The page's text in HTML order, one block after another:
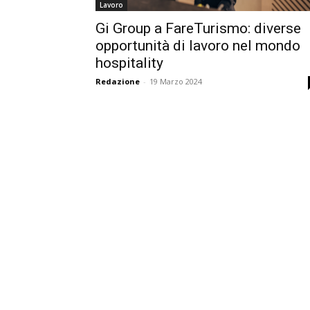
Lavoro
Gi Group a FareTurismo: diverse
opportunità di lavoro nel mondo
hospitality
Redazione - 19 Marzo 2024